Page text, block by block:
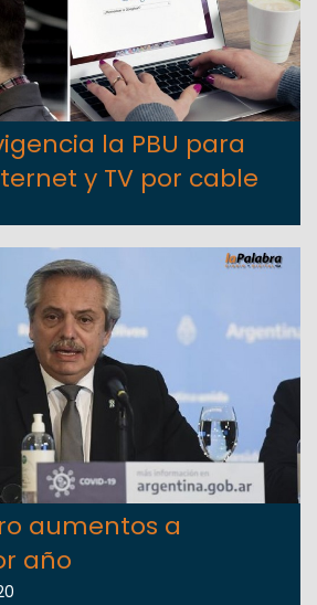
la PBU para
y TV por cable
aumentos a
año